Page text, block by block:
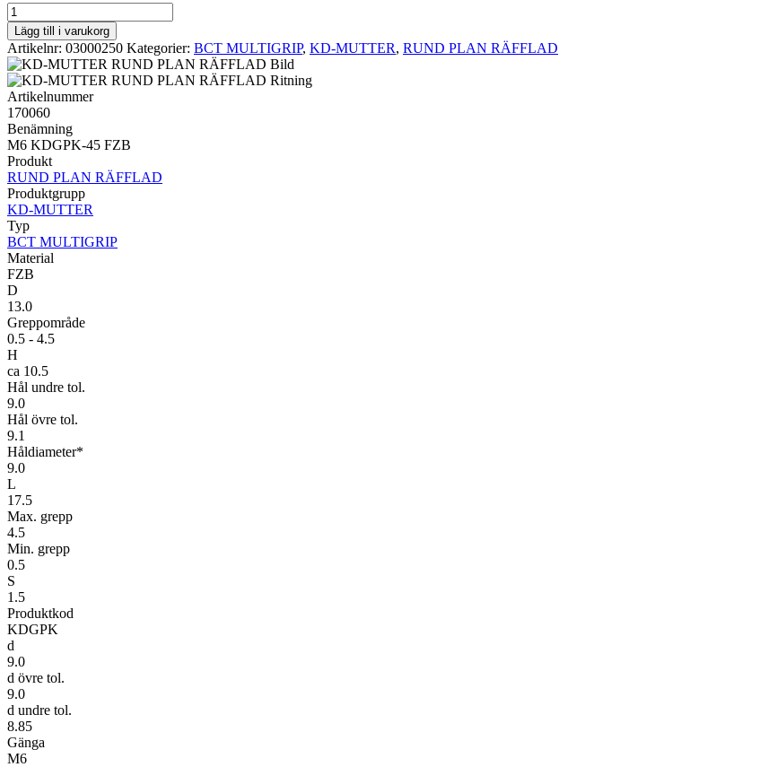
BCT
MULTIGRIP
RUND
PLAN
RÄFFLAD
M6
KDGPK-
45
FZB
mängd
Lägg till i varukorg
Artikelnr: 03000250 Kategorier: BCT MULTIGRIP, KD-MUTTER, RUND PLAN RÄFFLAD
Artikelnummer
170060
Benämning
M6 KDGPK-45 FZB
Produkt
RUND PLAN RÄFFLAD
Produktgrupp
KD-MUTTER
Typ
BCT MULTIGRIP
Material
FZB
D
13.0
Greppområde
0.5 - 4.5
H
ca 10.5
Hål undre tol.
9.0
Hål övre tol.
9.1
Håldiameter*
9.0
L
17.5
Max. grepp
4.5
Min. grepp
0.5
S
1.5
Produktkod
KDGPK
d
9.0
d övre tol.
9.0
d undre tol.
8.85
Gänga
M6